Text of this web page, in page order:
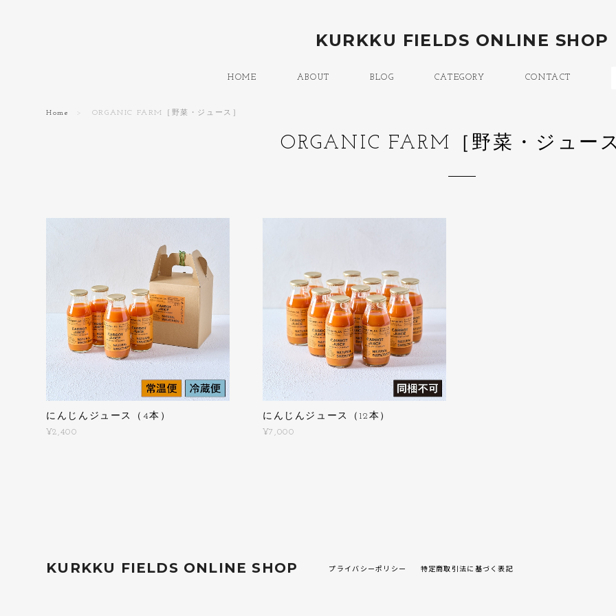
KURKKU FIELDS ONLINE SHOP
HOME ABOUT BLOG CATEGORY CONTACT
Home ORGANIC FARM［野菜・ジュース］
ORGANIC FARM［野菜・ジュー
にんじんジュース（4本）
¥2,400
にんじんジュース（12本）
¥7,000
KURKKU FIELDS ONLINE SHOP プライバシーポリシー 特定商取引法に基づく表記